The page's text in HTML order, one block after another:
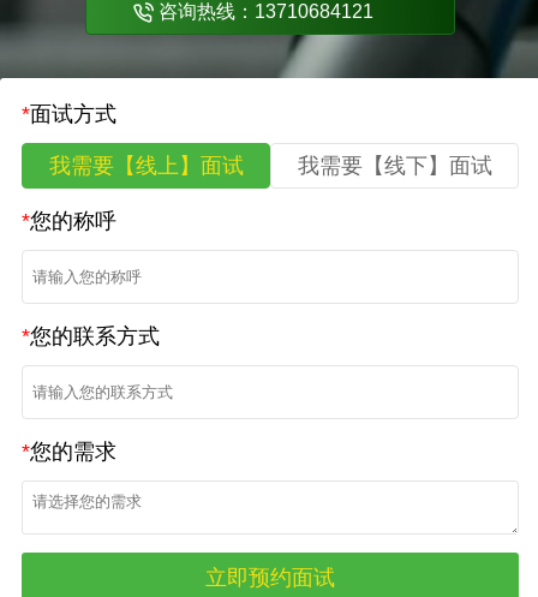
咨询热线：13710684121
*面试方式
我需要【线上】面试 我需要【线下】面试
*您的称呼
*您的联系方式
*您的需求